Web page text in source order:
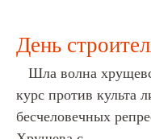
День
Шла волна
курс против культа
бесчеловечных